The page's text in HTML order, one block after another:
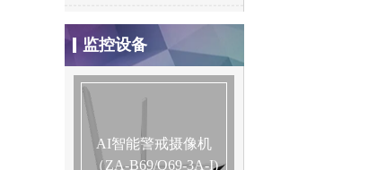
煤矿安全监控系统
智慧农业监控系统安装方
案
成都门禁系统安装
酒店监控系统安装方案
监控设备
AI智能警戒摄像机
（ZA-B69/Q69-3A-I)
400万红外高清网络高速变焦智能球型机
200万星光级日夜型高清网络半球型摄像机